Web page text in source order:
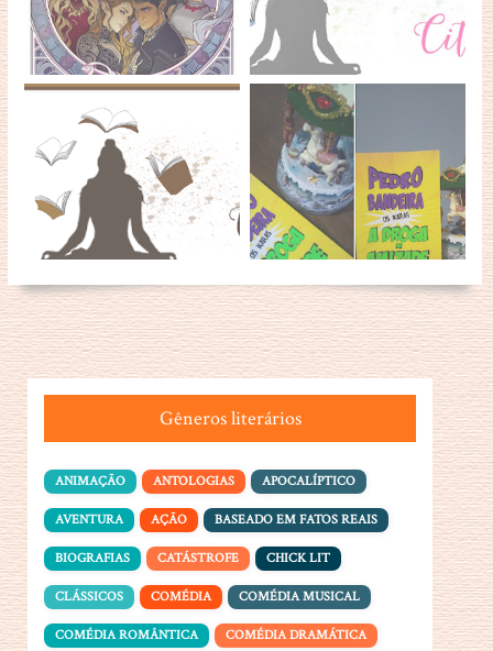
Gêneros literários
ANIMAÇÃO ANTOLOGIAS APOCALÍPTICO
AVENTURA AÇÃO BASEADO EM FATOS REAIS
BIOGRAFIAS CATÁSTROFE CHICK LIT
CLÁSSICOS COMÉDIA COMÉDIA MUSICAL
COMÉDIA ROMÂNTICA COMÉDIA DRAMÁTICA